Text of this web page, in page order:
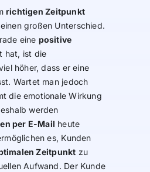
richtigen Zeitpunkt
großen Unterschied.
eine positive
hat, ist die
höher, dass er eine
Wartet man jedoch
die emotionale Wirkung
werden
per E-Mail heute
es, Kunden
Zeitpunkt zu
Aufwand. Der Kunde